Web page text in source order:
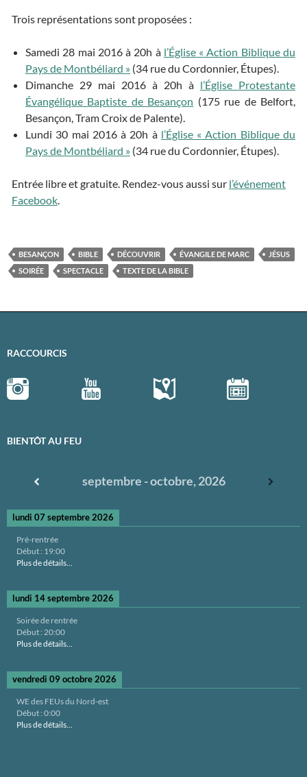
Trois représentations sont proposées :
Samedi 28 mai 2016 à 20h à l’Église « Action Biblique du
Pays de Montbéliard » (34 rue du Cordonnier, Étupes).
Dimanche 29 mai 2016 à 20h à l’Église Protestante
Évangélique Baptiste de Besançon (175 rue de Belfort,
Besançon, Tram Croix de Palente).
Lundi 30 mai 2016 à 20h à l’Église « Action Biblique du
Pays de Montbéliard » (34 rue du Cordonnier, Étupes).
Entrée libre et gratuite. Rendez-vous aussi sur l’événement
Facebook.
BESANÇON BIBLE DÉCOUVRIR ÉVANGILE DE MARC
JÉSUS
SOIRÉE
SPECTACLE TEXTE DE LA BIBLE
RACCOURCIS
BIENTÔT AU FEU
septembre - octobre, 2026
lundi 07 septembre 2026
Pré-rentrée
Début : 19:00
Plus de détails...
lundi 14 septembre 2026
Soirée de rentrée
Début : 20:00
Plus de détails...
vendredi 09 octobre 2026
WE des FEUs du Nord-est
Début : 0:00
Plus de détails...